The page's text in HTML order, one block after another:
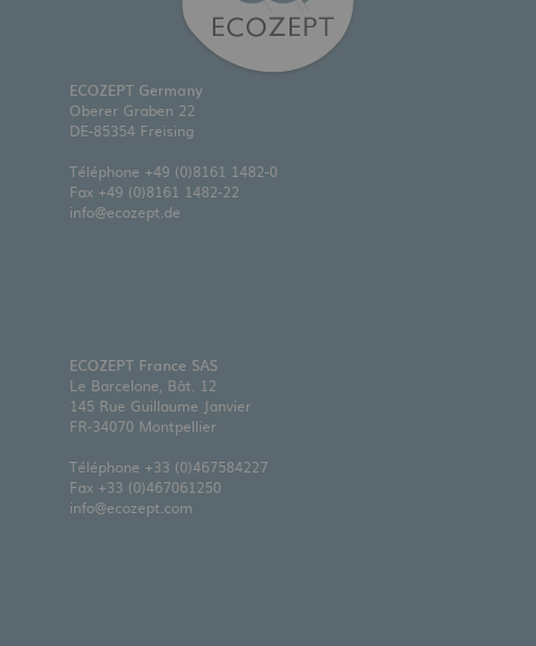
ECOZEPT Germany
Oberer Graben 22
DE-85354 Freising
Téléphone +49 (0)8161 1482-0
Fax +49 (0)8161 1482-22
info@ecozept.de
ECOZEPT France SAS
Le Barcelone, Bât. 12
145 Rue Guillaume Janvier
FR-34070 Montpellier
Téléphone +33 (0)467584227
Fax +33 (0)467061250
info@ecozept.com